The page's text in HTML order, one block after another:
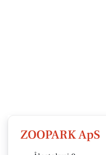
ZOOPARK ApS